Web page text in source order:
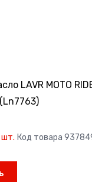
LAVR MOTO
шт. Код товара